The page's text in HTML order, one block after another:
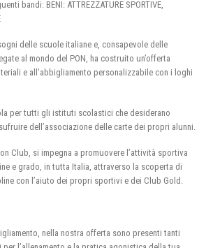
bandi: BENI: ATTREZZATURE SPORTIVE,
delle scuole italiane e, consapevole delle
al mondo del PON, ha costruito un’offerta
e all’abbigliamento personalizzabile con i loghi
per tutti gli istituti scolastici che desiderano
dell’associazione delle carte dei propri alunni.
Club, si impegna a promuovere l’attività sportiva
e grado, in tutta Italia, attraverso la scoperta di
con l’aiuto dei propri sportivi e dei Club Gold.
nella nostra offerta sono presenti tanti